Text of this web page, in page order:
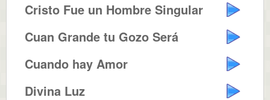
Cristo Fue un Hombre Singular
Cuan Grande tu Gozo Será
Cuando hay Amor
Divina Luz